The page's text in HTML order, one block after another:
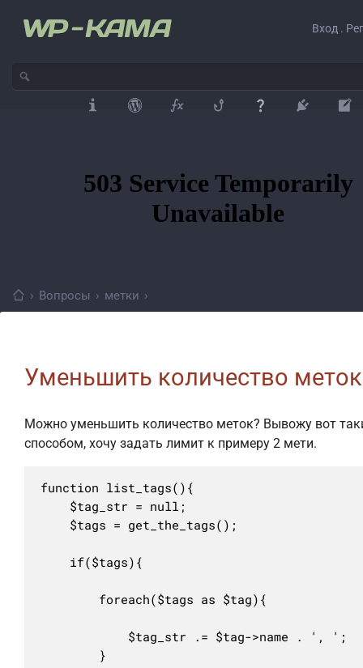
Вход .
› Вопросы › метки ›
Уменьшить количество меток
Можно уменьшить количество меток? Вывожу вот
способом, хочу задать лимит к примеру 2 мети.
function list_tags(){